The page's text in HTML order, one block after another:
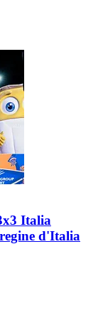
Italia
d'Italia